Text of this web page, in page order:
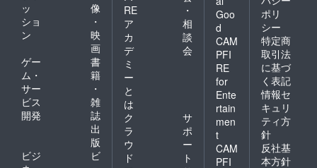
ッ
ショ
ン
像
・
映
画
ゲー
ム・
サー
ビス
開発
書
籍
・
雑
誌
出
版
ビジ
ビ
RE
ア
カ
デ
ミ
ー
と
は
・
相
談
会
ク
ラ
ウ
ド
サ
ポ
ー
ト
Goo
d
CAM
PFI
RE
for
Ente
rtain
men
t
CAM
PFI
ポリ
シー
特定商
取引法
に基づ
く表記
情報セ
キュリ
ティ方
針
反社基
本方針